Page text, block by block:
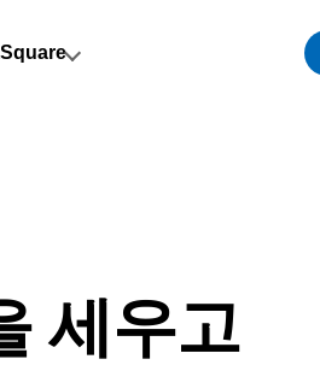
세우고